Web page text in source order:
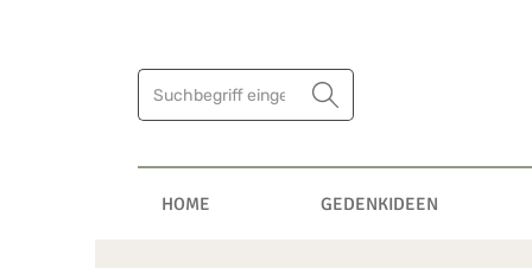
HOME GEDENKIDEEN